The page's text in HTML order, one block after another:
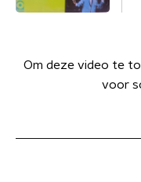
Om deze video te
voor